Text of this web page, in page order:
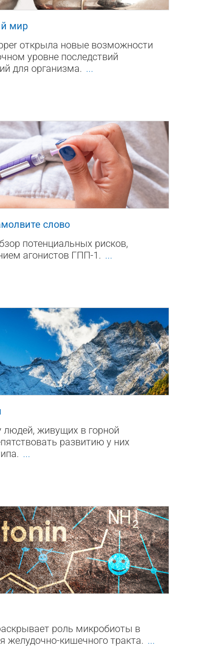
мир
открыла новые возможности
уровне последствий
для организма. ...
слово
потенциальных рисков,
агонистов ГПП-1. ...
живущих в горной
развитию у них
...
роль микробиоты в
желудочно-кишечного тракта. ...